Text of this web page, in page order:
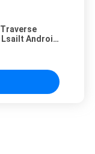
Lsailt Android